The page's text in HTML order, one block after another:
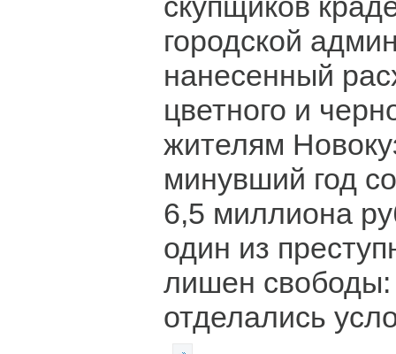
городской
нанесенный
цветного и
жителям
минувший год
6,5 миллиона
один из
лишен свободы:
отделались